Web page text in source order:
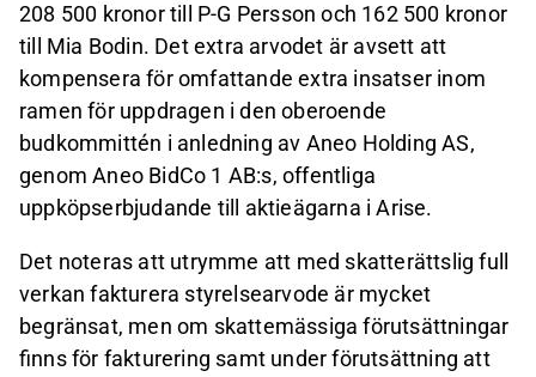
208 500 kronor till P-G Persson och 162 500 kronor
till Mia Bodin. Det extra arvodet är avsett att
kompensera för omfattande extra insatser inom
ramen för uppdragen i den oberoende
budkommittén i anledning av Aneo Holding AS,
genom Aneo BidCo 1 AB:s, offentliga
uppköpserbjudande till aktieägarna i Arise.
Det noteras att utrymme att med skatterättslig full
verkan fakturera styrelsearvode är mycket
begränsat, men om skattemässiga förutsättningar
finns för fakturering samt under förutsättning att